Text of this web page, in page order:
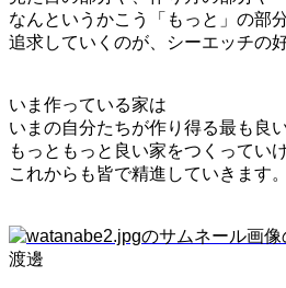
なんというかこう「もっと」の部
追求していくのが、シーエッチの
いま作っている家は
いまの自分たちが作り得る最も良
もっともっと良い家をつくってい
これからも皆で精進していきます。
渡邊